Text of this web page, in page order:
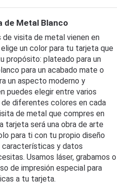
de Metal Blanco
de visita de metal vienen en
un color para tu tarjeta que
propósito: plateado para un
para un acabado mate o
un aspecto moderno y
puedes elegir entre varios
diferentes colores en cada
de metal que compres en
tarjeta será una obra de arte
para ti con tu propio diseño
características y datos
Usamos láser, grabamos o
de impresión especial para
a tu tarjeta.